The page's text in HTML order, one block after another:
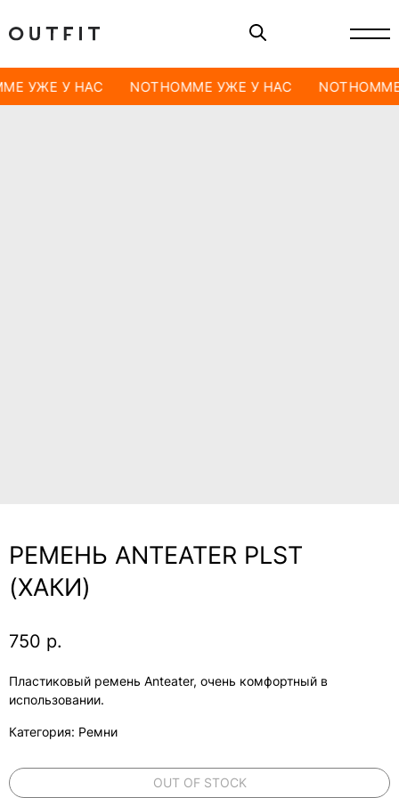
УЖЕ У НАС NOTHOMME УЖЕ У НАС
РЕМЕНЬ ANTEATER PLST
(ХАКИ)
750 р.
OUT OF STOCK
Пластиковый ремень Anteater, очень комфортный в
использовании.
Категория: Ремни